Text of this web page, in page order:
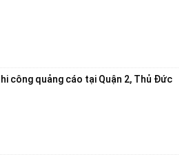
công quảng cáo tại Quận 2, Thủ Đức